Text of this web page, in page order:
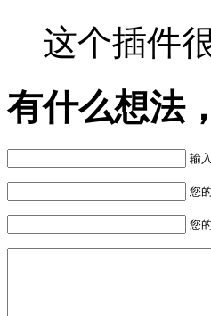
这个插件
有什么想法
输
您
您